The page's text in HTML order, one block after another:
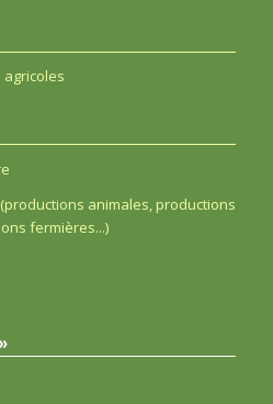
animales, productions
fermières...)